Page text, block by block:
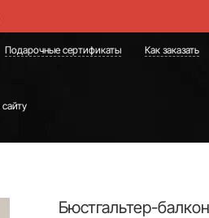
Подарочные сертификаты Как заказать
Бюстгальтер-